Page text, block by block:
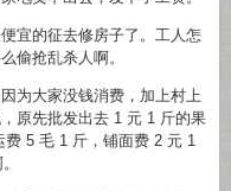
宜的征去修房子了。工人怎
偷抢乱杀人啊。
为大家没钱消费，加上村上
原先批发出去 1 元 1 斤的果
5 毛 1 斤，铺面费 2 元 1